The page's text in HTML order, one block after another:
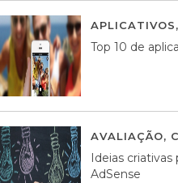
APLICATIVOS,
Top 10 de
AVALIAÇÃO,
Ideias criativas
AdSense